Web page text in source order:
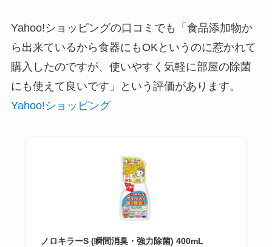
Yahoo!ショッピングの口コミでも「食品添加物か
ら出来ているから食器にもOKというのに惹かれて
購入したのですが、使いやすく気軽に部屋の除菌
にも使えて良いです」という評価があります。
Yahoo!ショッピング
ノロキラーS (瞬間消臭・強力除菌) 400mL